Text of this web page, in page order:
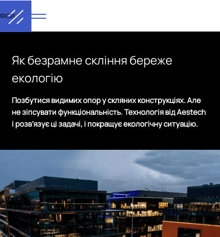
Як безрамне скління береже
екологію
Позбутися видимих опор у скляних конструкціях. Але
не зіпсувати функціональність. Технологія від Aestech
і розв’язує ці задачі, і покращує екологічну ситуацію.